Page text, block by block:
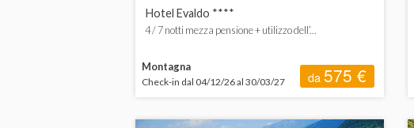
Veneto
Austria
Slovenia
Hotel Evaldo ****
4 / 7 notti mezza pensione + utilizzo dell’...
Montagna
Check-in dal 04/12/26 al 30/03/27 da575 €